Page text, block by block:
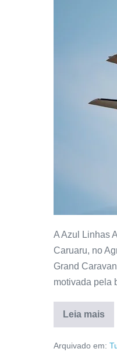
A Azul Linhas
Caruaru, no
Grand
motivada pela
Leia mais
Arquivado em: